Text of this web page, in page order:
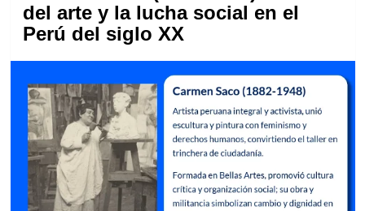
del arte y la lucha social en el
Perú del siglo XX